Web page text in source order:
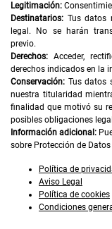
Legitimación:
Destinatarios: Tus datos
legal. No se harán
previo.
Derechos: Acceder,
derechos indicados en la
Conservación: Tus datos
nuestra titularidad
finalidad que motivó su
posibles obligaciones
Información adicional:
sobre Protección de
Política de
Aviso Legal
Política de cookies
Condiciones